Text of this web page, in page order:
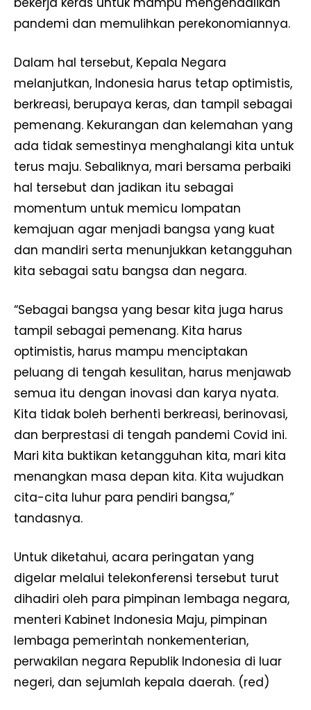
pandemi dan memulihkan perekonomiannya.
Dalam hal tersebut, Kepala Negara
melanjutkan, Indonesia harus tetap optimistis,
berkreasi, berupaya keras, dan tampil sebagai
pemenang. Kekurangan dan kelemahan yang
ada tidak semestinya menghalangi kita untuk
terus maju. Sebaliknya, mari bersama perbaiki
hal tersebut dan jadikan itu sebagai
momentum untuk memicu lompatan
kemajuan agar menjadi bangsa yang kuat
dan mandiri serta menunjukkan ketangguhan
kita sebagai satu bangsa dan negara.
“Sebagai bangsa yang besar kita juga harus
tampil sebagai pemenang. Kita harus
optimistis, harus mampu menciptakan
peluang di tengah kesulitan, harus menjawab
semua itu dengan inovasi dan karya nyata.
Kita tidak boleh berhenti berkreasi, berinovasi,
dan berprestasi di tengah pandemi Covid ini.
Mari kita buktikan ketangguhan kita, mari kita
menangkan masa depan kita. Kita wujudkan
cita-cita luhur para pendiri bangsa,”
tandasnya.
Untuk diketahui, acara peringatan yang
digelar melalui telekonferensi tersebut turut
dihadiri oleh para pimpinan lembaga negara,
menteri Kabinet Indonesia Maju, pimpinan
lembaga pemerintah nonkementerian,
perwakilan negara Republik Indonesia di luar
negeri, dan sejumlah kepala daerah. (red)